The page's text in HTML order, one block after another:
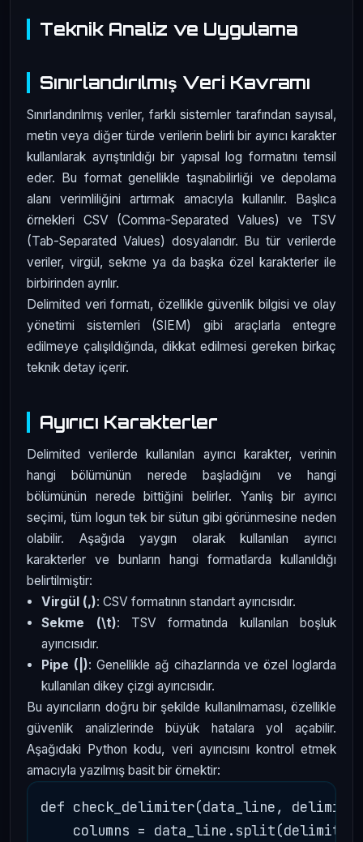
Teknik Analiz ve Uygulama
Sınırlandırılmış Veri Kavramı
Sınırlandırılmış veriler, farklı sistemler tarafından sayısal,
metin veya diğer türde verilerin belirli bir ayırıcı karakter
kullanılarak ayrıştırıldığı bir yapısal log formatını temsil
eder. Bu format genellikle taşınabilirliği ve depolama
alanı verimliliğini artırmak amacıyla kullanılır. Başlıca
örnekleri CSV (Comma-Separated Values) ve TSV
(Tab-Separated Values) dosyalarıdır. Bu tür verilerde
veriler, virgül, sekme ya da başka özel karakterler ile
birbirinden ayrılır.
Delimited veri formatı, özellikle güvenlik bilgisi ve olay
yönetimi sistemleri (SIEM) gibi araçlarla entegre
edilmeye çalışıldığında, dikkat edilmesi gereken birkaç
teknik detay içerir.
Ayırıcı Karakterler
Delimited verilerde kullanılan ayırıcı karakter, verinin
hangi bölümünün nerede başladığını ve hangi
bölümünün nerede bittiğini belirler. Yanlış bir ayırıcı
seçimi, tüm logun tek bir sütun gibi görünmesine neden
olabilir. Aşağıda yaygın olarak kullanılan ayırıcı
karakterler ve bunların hangi formatlarda kullanıldığı
belirtilmiştir:
Virgül (,): CSV formatının standart ayırıcısıdır.
Sekme (\t): TSV formatında kullanılan boşluk
ayırıcısıdır.
Pipe (|): Genellikle ağ cihazlarında ve özel loglarda
kullanılan dikey çizgi ayırıcısıdır.
Bu ayırıcıların doğru bir şekilde kullanılmaması, özellikle
güvenlik analizlerinde büyük hatalara yol açabilir.
Aşağıdaki Python kodu, veri ayırıcısını kontrol etmek
amacıyla yazılmış basit bir örnektir:
def check_delimiter(data_line,
columns =